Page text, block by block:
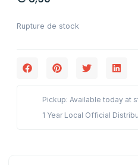
Rupture de stock
Pickup: Available today at
1 Year Local Official